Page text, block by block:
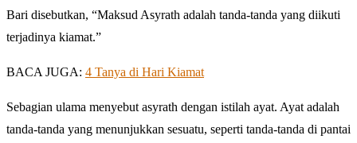
Bari disebutkan, “Maksud Asyrath adalah tanda-tanda yang diikuti
terjadinya kiamat.”
BACA JUGA: 4 Tanya di Hari Kiamat
Sebagian ulama menyebut asyrath dengan istilah ayat. Ayat adalah
tanda-tanda yang menunjukkan sesuatu, seperti tanda-tanda di pantai